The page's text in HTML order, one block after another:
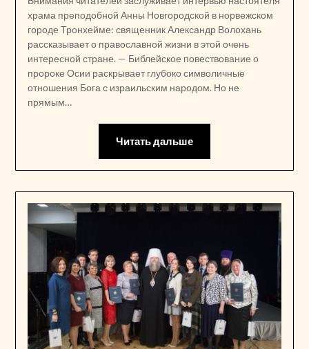
храма преподобной Анны Новгородской в норвежском
городе Тронхейме: священник Александр Волохань
рассказывает о православной жизни в этой очень
интересной стране. — Библейское повествование о
пророке Осии раскрывает глубоко символичные
отношения Бога с израильским народом. Но не
прямым…
Читать дальше